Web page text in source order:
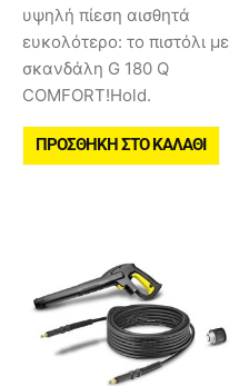
υψηλή πίεση αισθητά
ευκολότερο: το πιστόλι με
σκανδάλη G 180 Q
COMFORT!Hold.
ΠΡΟΣΘΉΚΗ ΣΤΟ ΚΑΛΆΘΙ